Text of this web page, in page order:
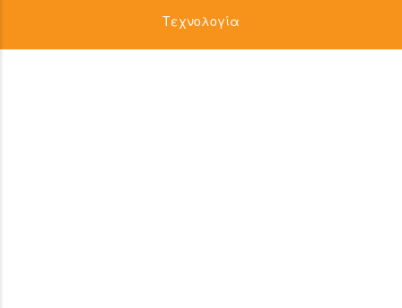
Τεχνολογία